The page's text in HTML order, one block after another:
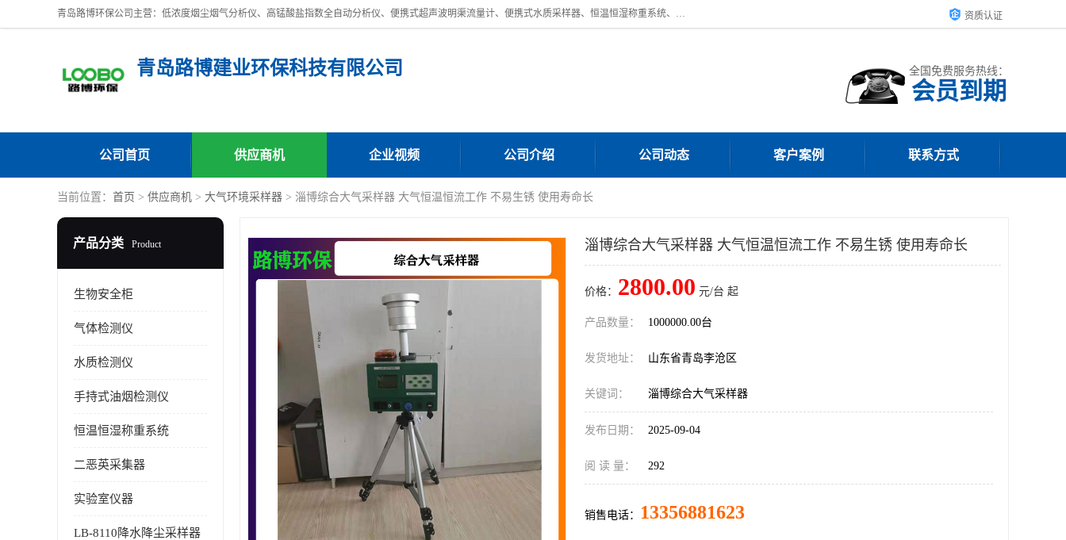
青岛路博环保公司主营：低浓度烟尘烟气分析仪、高锰酸盐指数全自动分析仪、便携式超声波明渠流量计、便携式水质采样器、恒温恒湿称重系统、手持式油烟检测仪等;是一家集环保科研、设计、生产、维护、销售和系统集成为一体的综合性高科技企业。路博人秉承"科学技术是第一生产力的重要理念，倡导环境友好型的生产、生活和消费方式。 资质认证
青岛路博建业环保科技有限公司 全国免费服务热线：
会员到期
公司首页 供应商机 企业视频 公司介绍 公司动态 客户案例 联系方式
当前位置： 首页 > 供应商机 > 大气环境采样器 > 淄博综合大气采样器 大气恒温恒流工作 不易生锈 使用寿命长
产品分类 Product
生物安全柜
气体检测仪
水质检测仪
手持式油烟检测仪
恒温恒湿称重系统
二恶英采集器
实验室仪器
LB-8110降水降尘采样器
淄博综合大气采样器 大气恒温恒流工作 不易生锈 使用寿命长
价格： 2800.00 元/台 起
产品数量： 1000000.00台
发货地址： 山东省青岛李沧区
关键词： 淄博综合大气采样器
发布日期： 2025-09-04
阅 读 量： 292
销售电话： 13356881623